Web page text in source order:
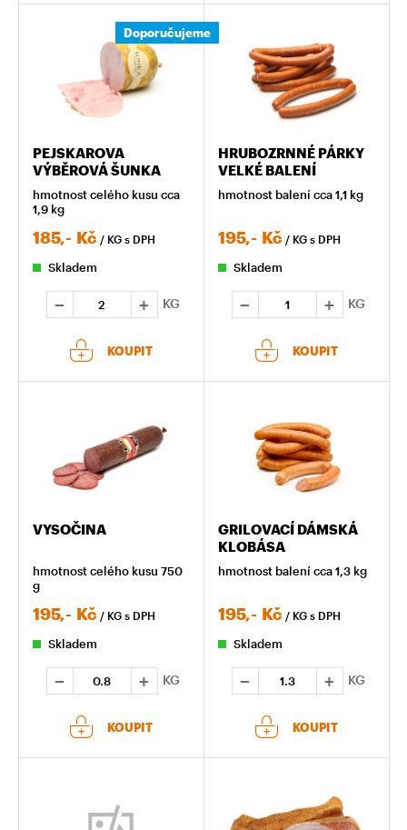
Doporučujeme
PEJSKAROVA
VÝBĚROVÁ ŠUNKA
hmotnost celého kusu cca
1,9 kg
185,- Kč / KG s DPH
Skladem
KG
KOUPIT
HRUBOZRNNÉ PÁRKY
VELKÉ BALENÍ
hmotnost balení cca 1,1 kg
195,- Kč / KG s DPH
Skladem
KG
KOUPIT
VYSOČINA
hmotnost celého kusu 750
g
195,- Kč / KG s DPH
Skladem
KG
KOUPIT
GRILOVACÍ DÁMSKÁ
KLOBÁSA
hmotnost balení cca 1,3 kg
195,- Kč / KG s DPH
Skladem
KG
KOUPIT